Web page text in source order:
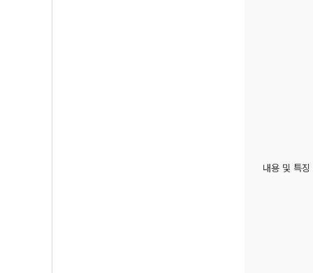
내용 및 특징